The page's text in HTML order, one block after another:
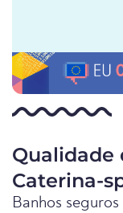
Qualidade
Caterina-
Banhos